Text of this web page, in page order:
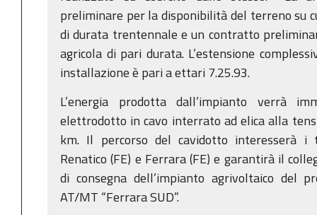
preliminare per la disponibilità del terreno su
di durata trentennale e un contratto
agricola di pari durata. L’estensione
installazione è pari a ettari 7.25.93.
L’energia prodotta dall’impianto verrà
elettrodotto in cavo interrato ad elica alla
km. Il percorso del cavidotto interesserà i
Renatico (FE) e Ferrara (FE) e garantirà il
di consegna dell’impianto agrivoltaico del
AT/MT “Ferrara SUD”.